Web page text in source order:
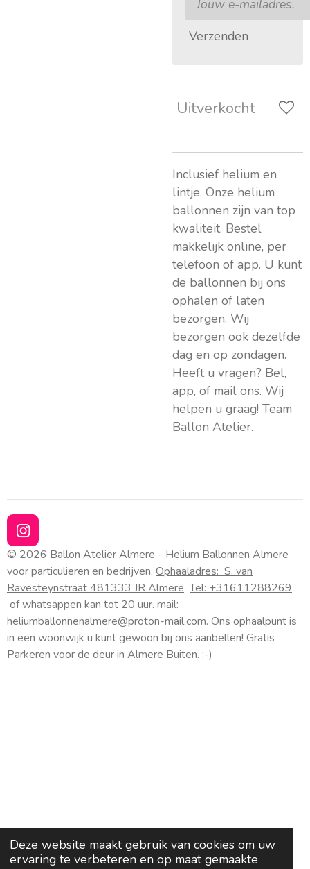
Deze website maakt gebruik van cookies om uw
ervaring te verbeteren en op maat gemaakte
Verzenden
Uitverkocht
Inclusief helium en
lintje. Onze helium
ballonnen zijn van top
kwaliteit. Bestel
makkelijk online, per
telefoon of app. U kunt
de ballonnen bij ons
ophalen of laten
bezorgen. Wij
bezorgen ook dezelfde
dag en op zondagen.
Heeft u vragen? Bel,
app, of mail ons. Wij
helpen u graag! Team
Ballon Atelier.
I
n
s
t
a
g
r
a
m
© 2026 Ballon Atelier Almere - Helium Ballonnen Almere
voor particulieren en bedrijven. Ophaaladres: S. van
Ravesteynstraat 481333 JR Almere Tel: +31611288269
ofwhatsappen kan tot 20 uur. mail:
heliumballonnenalmere@proton-mail.com. Ons ophaalpunt is
in een woonwijk u kunt gewoon bij ons aanbellen! Gratis
Parkeren voor de deur in Almere Buiten. :-)